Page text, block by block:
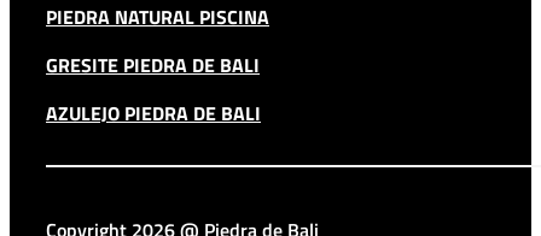
PIEDRA NATURAL PISCINA
GRESITE PIEDRA DE BALI
AZULEJO PIEDRA DE BALI